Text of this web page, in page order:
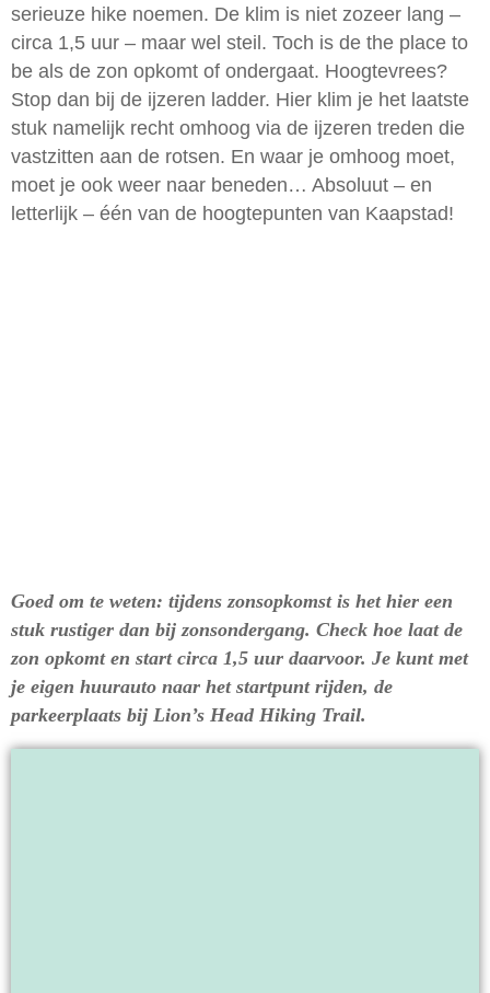
serieuze hike noemen. De klim is niet zozeer lang –
circa 1,5 uur – maar wel steil. Toch is de the place to
be als de zon opkomt of ondergaat. Hoogtevrees?
Stop dan bij de ijzeren ladder. Hier klim je het laatste
stuk namelijk recht omhoog via de ijzeren treden die
vastzitten aan de rotsen. En waar je omhoog moet,
moet je ook weer naar beneden… Absoluut – en
letterlijk – één van de hoogtepunten van Kaapstad!
Goed om te weten: tijdens zonsopkomst is het hier een
stuk rustiger dan bij zonsondergang. Check hoe laat de
zon opkomt en start circa 1,5 uur daarvoor. Je kunt met
je eigen huurauto naar het startpunt rijden, de
parkeerplaats bij Lion’s Head Hiking Trail.